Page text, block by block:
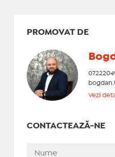
PROMOVAT DE
Vezi
CONTACTEAZĂ-NE